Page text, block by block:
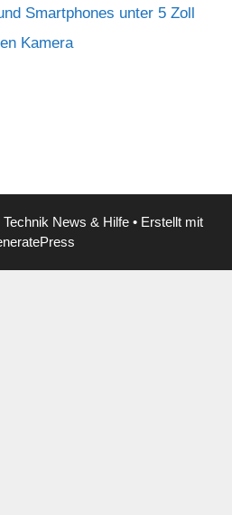
Smartphones unter 5 Zoll
Kamera
News & Hilfe • Erstellt mit